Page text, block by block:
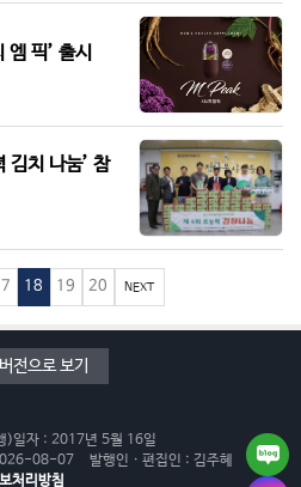
픽’ 출시
김치 나눔’ 참
18 19 20 NEXT
전으로 보기
)일자 : 2017년 5월 16일
08-07
발행인 · 편집인 : 김주혜
처리방침